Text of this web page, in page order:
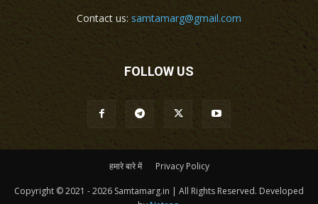
Contact us: samtamarg@gmail.com
FOLLOW US
हमारे बारे में Privacy Policy
Copyright © 2021 - 2026 Samtamarg.in | All Rights Reserved. Developed